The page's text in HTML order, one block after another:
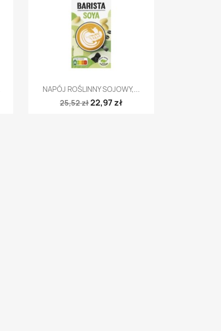
 Szybki podgląd
NAPÓJ ROŚLINNY SOJOWY,...
25,52 zł22,97 zł